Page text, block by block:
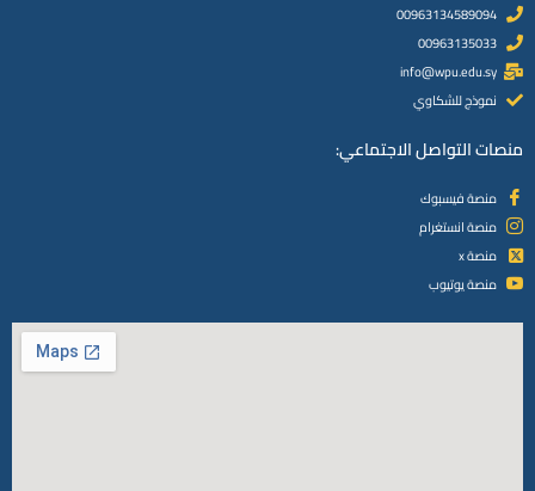
00963134589094
00963135033
info@wpu.edu.sy
نموذج للشكاوي
منصات التواصل الاجتماعي:
منصة فيسبوك
منصة انستغرام
منصة x
منصة يوتيوب